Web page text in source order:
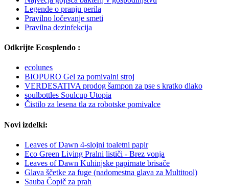
Legende o pranju perila
Pravilno ločevanje smeti
Pravilna dezinfekcija
Odkrijte Ecosplendo :
ecolunes
BIOPURO Gel za pomivalni stroj
VERDESATIVA prodog šampon za pse s kratko dlako
soulbottles Soulcup Utopia
Čistilo za lesena tla za robotske pomivalce
Novi izdelki:
Leaves of Dawn 4-slojni toaletni papir
Eco Green Living Pralni lističi - Brez vonja
Leaves of Dawn Kuhinjske papirnate brisače
Glava ščetke za fuge (nadomestna glava za Multitool)
Sauba Čopič za prah